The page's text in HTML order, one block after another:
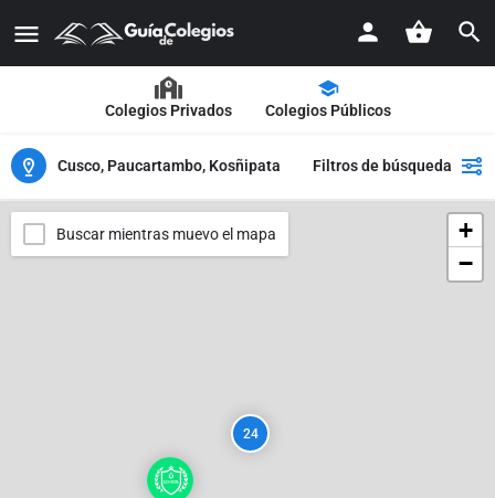
Colegios Privados Colegios Públicos
Cusco, Paucartambo, Kosñipata Filtros de búsqueda
24
+
−
Buscar mientras muevo el mapa